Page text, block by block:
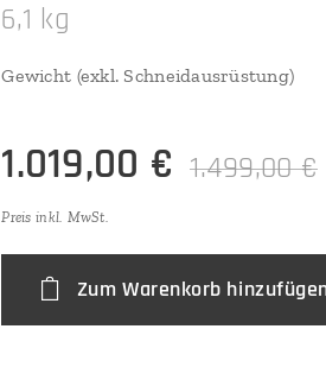
6,1 kg
Gewicht (exkl. Schneidausrüstung)
1.019,00 € 1.499,00€
Preis inkl. MwSt.
Zum Warenkorb